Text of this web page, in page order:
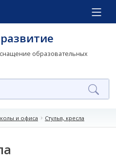
образовательных
и офиса Стулья, кресла